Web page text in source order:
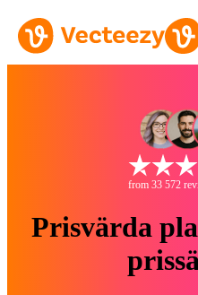
from 33 572
Prisvärda